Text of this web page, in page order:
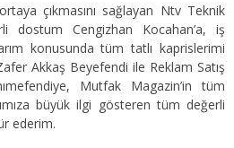
çıkmasını sağlayan Ntv Teknik
dostum Cengizhan Kocahan’a, iş
konusunda tüm tatlı kaprislerimi
Akkaş Beyefendi ile Reklam Satış
Mutfak Magazin’in tüm
büyük ilgi gösteren tüm değerli
ederim.